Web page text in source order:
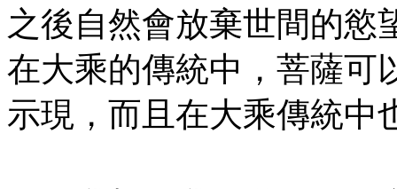
之後自然會放棄世間的慾
在大乘的傳統中，菩薩可
示現，而且在大乘傳統中